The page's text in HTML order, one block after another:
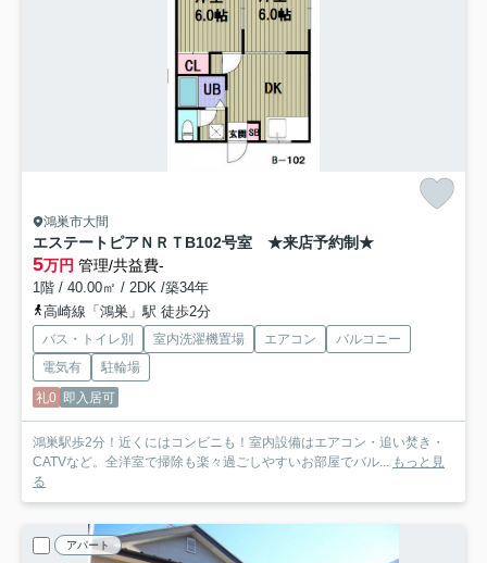
鴻巣市大間
エステートピアＮＲＴ B102号室 ★来店予約制★
5万円 管理/共益費-
1階 / 40.00㎡ / 2DK /築34年
高崎線「鴻巣」駅 徒歩2分
バス・トイレ別 室内洗濯機置場 エアコン
バルコニー
電気有
駐輪場
礼0 即入居可
鴻巣駅歩2分！近くにはコンビニも！室内設備はエアコン・追い焚き・
CATVなど。全洋室で掃除も楽々過ごしやすいお部屋でバル... もっと見
る
アパート